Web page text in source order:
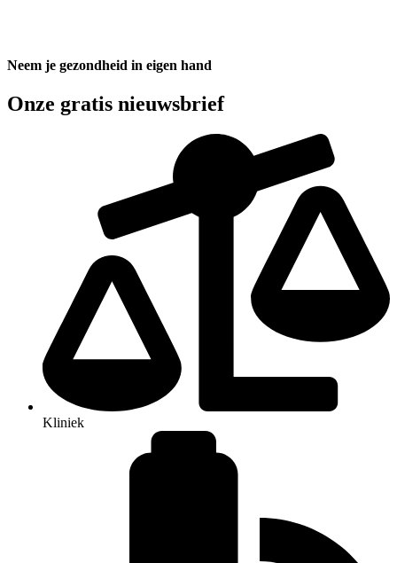
Neem je gezondheid in eigen hand
Onze gratis nieuwsbrief
Kliniek